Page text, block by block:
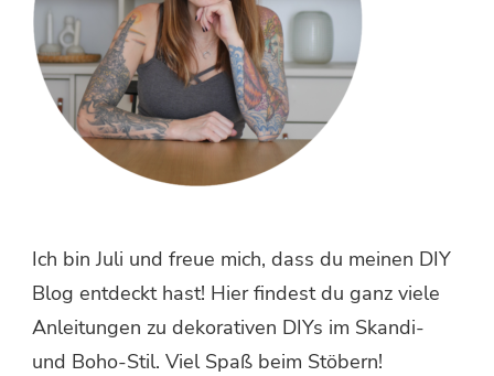
Ich bin Juli und freue mich, dass du meinen DIY
Blog entdeckt hast! Hier findest du ganz viele
Anleitungen zu dekorativen DIYs im Skandi-
und Boho-Stil. Viel Spaß beim Stöbern!